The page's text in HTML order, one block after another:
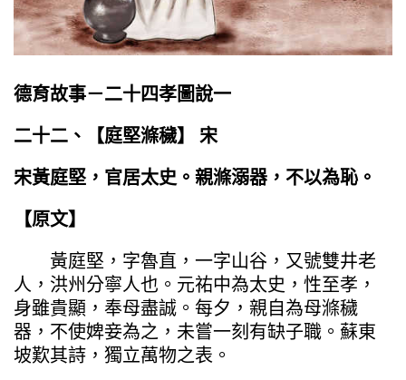
德育故事－二十四孝圖說一
二十二、【庭堅滌穢】 宋
宋黃庭堅，官居太史。親滌溺器，不以為恥。
【原文】
黃庭堅，字魯直，一字山谷，又號雙井老
人，洪州分寧人也。元祐中為太史，性至孝，
身雖貴顯，奉母盡誠。每夕，親自為母滌穢
器，不使婢妾為之，未嘗一刻有缺子職。蘇東
坡歎其詩，獨立萬物之表。